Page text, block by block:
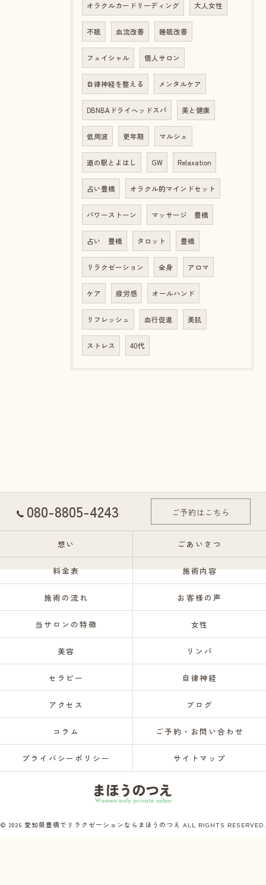
オラクルカードリーディング 大人女性
不眠 血流改善 睡眠改善
フェイシャル 個人サロン
自律神経を整える メンタルケア
DBNBAドライヘッドスパ 美と健康
低周波 更年期 マルシェ
道の駅とよはし GW Relaxation
占い豊橋 オラクル的マインドセット
パワーストーン マッサージ 豊橋
占い 豊橋 タロット 豊橋
リラクゼーション 全身 アロマ
ケア 疲労感 オールハンド
リフレッシュ 血行促進 美肌
ストレス 40代
080-8805-4243 ご予約はこちら
想い ごあいさつ
料金表 施術内容
施術の流れ お客様の声
当サロンの特徴 女性
美容 リンパ
セラピー 自律神経
アクセス ブログ
コラム ご予約・お問い合わせ
プライバシーポリシー サイトマップ
© 2026 愛知県豊橋でリラクゼーションならまほうのつえ ALL RIGHTS RESERVED.